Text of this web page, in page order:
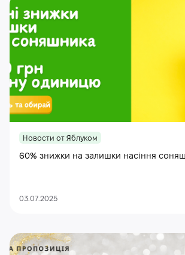
Новости от Яблуком
60% знижки на залишки насіння
03.07.2025